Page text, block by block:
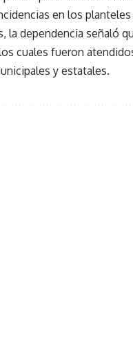
en los
la dependencia señaló
cuales fueron
y estatales.